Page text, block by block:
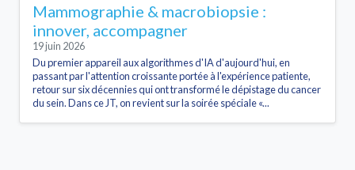
Mammographie & macrobiopsie :
innover, accompagner
19 juin 2026
Du premier appareil aux algorithmes d'IA d'aujourd'hui, en
passant par l'attention croissante portée à l'expérience patiente,
retour sur six décennies qui ont transformé le dépistage du cancer
du sein. Dans ce JT, on revient sur la soirée spéciale «...